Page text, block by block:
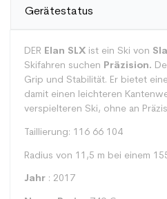
Gerätestatus
DER Elan SLX ist ein Ski von
Skifahren suchen Präzision.
Grip und Stabilität. Er bietet
damit einen leichteren
verspielteren Ski, ohne an
Taillierung: 116 66 104
Radius von 11,5 m bei einem
Jahr : 2017